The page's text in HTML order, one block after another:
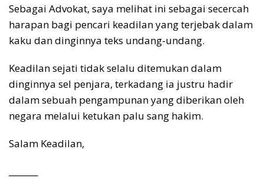
Sebagai Advokat, saya melihat ini sebagai secercah
harapan bagi pencari keadilan yang terjebak dalam
kaku dan dinginnya teks undang-undang.
Keadilan sejati tidak selalu ditemukan dalam
dinginnya sel penjara, terkadang ia justru hadir
dalam sebuah pengampunan yang diberikan oleh
negara melalui ketukan palu sang hakim.
Salam Keadilan,